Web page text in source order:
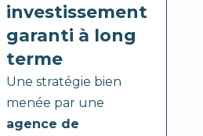
investissement
garanti à long
terme
Une stratégie bien
menée par une
agence de